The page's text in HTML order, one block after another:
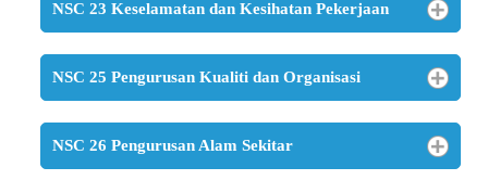
NSC 23 Keselamatan dan Kesihatan Pekerjaan
NSC 25 Pengurusan Kualiti dan Organisasi
NSC 26 Pengurusan Alam Sekitar